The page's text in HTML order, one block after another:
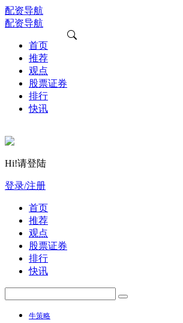
配资导航
配资导航
首页
推荐
观点
股票证券
排行
快讯
Hi!请登陆
登录/注册
首页
推荐
观点
股票证券
排行
快讯
牛策略